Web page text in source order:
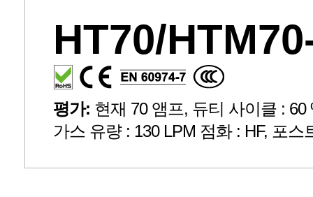
HT70/
평가: 현재 70 앰프, 듀티 사이클 :
가스 유량 : 130 LPM 점화 : HF, 포